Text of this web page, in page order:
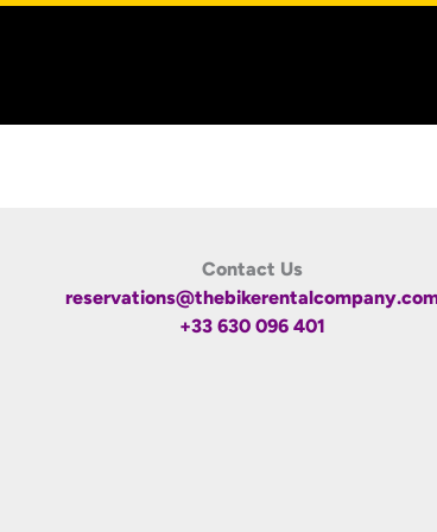
Contact Us
+33 630 096 401